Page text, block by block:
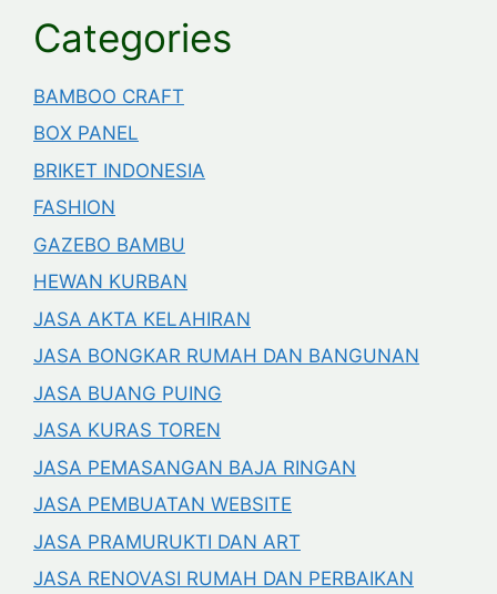
Categories
BAMBOO CRAFT
BOX PANEL
BRIKET INDONESIA
FASHION
GAZEBO BAMBU
HEWAN KURBAN
JASA AKTA KELAHIRAN
JASA BONGKAR RUMAH DAN BANGUNAN
JASA BUANG PUING
JASA KURAS TOREN
JASA PEMASANGAN BAJA RINGAN
JASA PEMBUATAN WEBSITE
JASA PRAMURUKTI DAN ART
JASA RENOVASI RUMAH DAN PERBAIKAN